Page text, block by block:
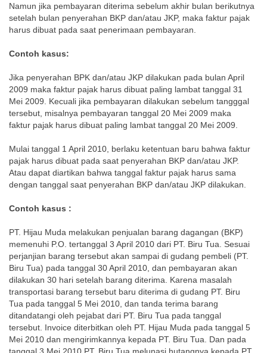
Namun jika pembayaran diterima sebelum akhir bulan berikutnya
setelah bulan penyerahan BKP dan/atau JKP, maka faktur pajak
harus dibuat pada saat penerimaan pembayaran.
Contoh kasus:
Jika penyerahan BPK dan/atau JKP dilakukan pada bulan April
2009 maka faktur pajak harus dibuat paling lambat tanggal 31
Mei 2009. Kecuali jika pembayaran dilakukan sebelum tangggal
tersebut, misalnya pembayaran tanggal 20 Mei 2009 maka
faktur pajak harus dibuat paling lambat tanggal 20 Mei 2009.
Mulai tanggal 1 April 2010, berlaku ketentuan baru bahwa faktur
pajak harus dibuat pada saat penyerahan BKP dan/atau JKP.
Atau dapat diartikan bahwa tanggal faktur pajak harus sama
dengan tanggal saat penyerahan BKP dan/atau JKP dilakukan.
Contoh kasus :
PT. Hijau Muda melakukan penjualan barang dagangan (BKP)
memenuhi P.O. tertanggal 3 April 2010 dari PT. Biru Tua. Sesuai
perjanjian barang tersebut akan sampai di gudang pembeli (PT.
Biru Tua) pada tanggal 30 April 2010, dan pembayaran akan
dilakukan 30 hari setelah barang diterima. Karena masalah
transportasi barang tersebut baru diterima di gudang PT. Biru
Tua pada tanggal 5 Mei 2010, dan tanda terima barang
ditandatangi oleh pejabat dari PT. Biru Tua pada tanggal
tersebut. Invoice diterbitkan oleh PT. Hijau Muda pada tanggal 5
Mei 2010 dan mengirimkannya kepada PT. Biru Tua. Dan pada